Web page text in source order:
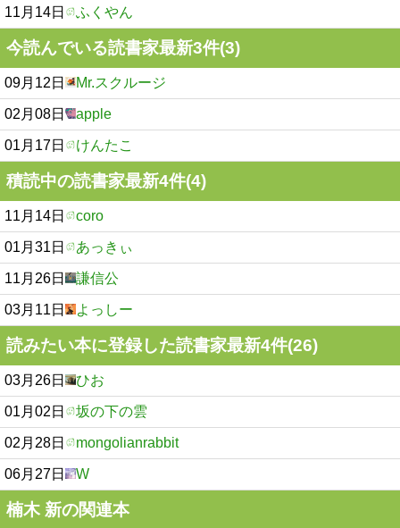
11月14日 ふくやん
今読んでいる読書家最新3件(3)
09月12日 Mr.スクルージ
02月08日 apple
01月17日 けんたこ
積読中の読書家最新4件(4)
11月14日 coro
01月31日 あっきぃ
11月26日 謙信公
03月11日 よっしー
読みたい本に登録した読書家最新4件(26)
03月26日 ひお
01月02日 坂の下の雲
02月28日 mongolianrabbit
06月27日 W
楠木 新の関連本